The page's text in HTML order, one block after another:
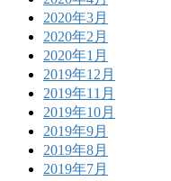
2020年3月
2020年2月
2020年1月
2019年12月
2019年11月
2019年10月
2019年9月
2019年8月
2019年7月